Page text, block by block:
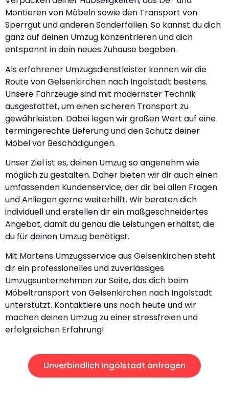
Montieren von Möbeln sowie den Transport von
Sperrgut und anderen Sonderfällen. So kannst du dich
ganz auf deinen Umzug konzentrieren und dich
entspannt in dein neues Zuhause begeben.
Als erfahrener Umzugsdienstleister kennen wir die
Route von Gelsenkirchen nach Ingolstadt bestens.
Unsere Fahrzeuge sind mit modernster Technik
ausgestattet, um einen sicheren Transport zu
gewährleisten. Dabei legen wir großen Wert auf eine
termingerechte Lieferung und den Schutz deiner
Möbel vor Beschädigungen.
Unser Ziel ist es, deinen Umzug so angenehm wie
möglich zu gestalten. Daher bieten wir dir auch einen
umfassenden Kundenservice, der dir bei allen Fragen
und Anliegen gerne weiterhilft. Wir beraten dich
individuell und erstellen dir ein maßgeschneidertes
Angebot, damit du genau die Leistungen erhältst, die
du für deinen Umzug benötigst.
Mit Martens Umzugsservice aus Gelsenkirchen steht
dir ein professionelles und zuverlässiges
Umzugsunternehmen zur Seite, das dich beim
Möbeltransport von Gelsenkirchen nach Ingolstadt
unterstützt. Kontaktiere uns noch heute und wir
machen deinen Umzug zu einer stressfreien und
erfolgreichen Erfahrung!
Unverbindlich Ingolstadt anfragen